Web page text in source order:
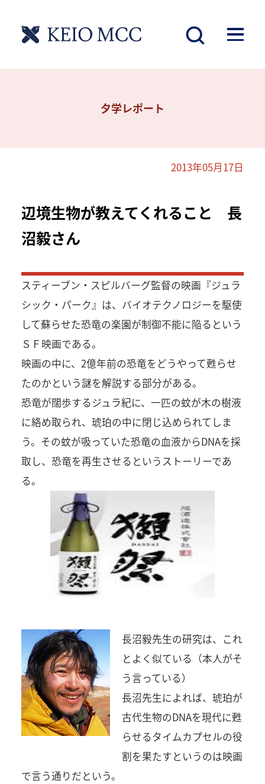
夕学レポート
2013年05月17日
辺境生物が教えてくれること 長
沼毅さん
スティーブン・スピルバーグ監督の映画『ジュラ
シック・パーク』は、バイオテクノロジーを駆使
して蘇らせた恐竜の楽園が制御不能に陥るという
ＳＦ映画である。
映画の中に、2億年前の恐竜をどうやって甦らせ
たのかという謎を解説する部分がある。
恐竜が闊歩するジュラ紀に、一匹の蚊が木の樹液
に絡め取られ、琥珀の中に閉じ込められてしま
う。その蚊が吸っていた恐竜の血液からDNAを採
取し、恐竜を再生させるというストーリーであ
る。
長沼毅先生の研究は、これ
とよく似ている（本人がそ
う言っている）
長沼先生によれば、琥珀が
古代生物のDNAを現代に甦
らせるタイムカプセルの役
割を果たすというのは映画
で言う通りだという。